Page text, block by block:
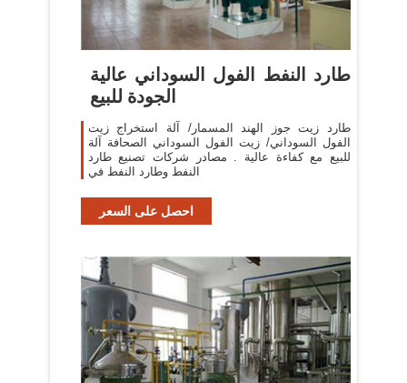
طارد النفط الفول السوداني عالية
الجودة للبيع
طارد زيت جوز الهند المسمار/ آلة استخراج زيت
الفول السوداني/ زيت الفول السوداني الصحافة آلة
للبيع مع كفاءة عالية . مصادر شركات تصنيع طارد
النفط وطارد النفط في
احصل على السعر